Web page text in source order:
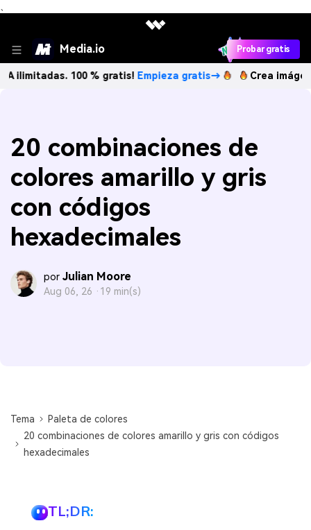
、
Media.io Probar gratis
100 % gratis! Empieza gratis→ Crea imágenes IA
20 combinaciones de
colores amarillo y gris
con códigos
hexadecimales
por Julian Moore
Aug 06, 26 · 19 min(s)
Tema
Paleta de colores
20 combinaciones de colores amarillo y gris con códigos
hexadecimales
TL;DR: